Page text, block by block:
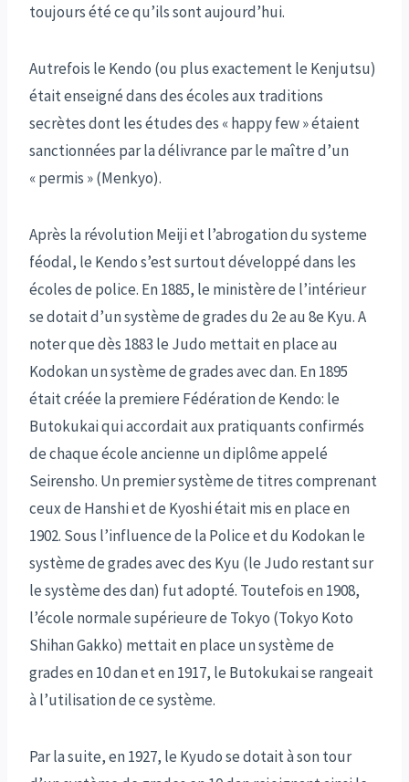
toujours été ce qu’ils sont aujourd’hui.
Autrefois le Kendo (ou plus exactement le Kenjutsu)
était enseigné dans des écoles aux traditions
secrètes dont les études des « happy few » étaient
sanctionnées par la délivrance par le maître d’un
« permis » (Menkyo).
Après la révolution Meiji et l’abrogation du systeme
féodal, le Kendo s’est surtout développé dans les
écoles de police. En 1885, le ministère de l’intérieur
se dotait d’un système de grades du 2e au 8e Kyu. A
noter que dès 1883 le Judo mettait en place au
Kodokan un système de grades avec dan. En 1895
était créée la premiere Fédération de Kendo: le
Butokukai qui accordait aux pratiquants confirmés
de chaque école ancienne un diplôme appelé
Seirensho. Un premier système de titres comprenant
ceux de Hanshi et de Kyoshi était mis en place en
1902. Sous l’influence de la Police et du Kodokan le
système de grades avec des Kyu (le Judo restant sur
le système des dan) fut adopté. Toutefois en 1908,
l’école normale supérieure de Tokyo (Tokyo Koto
Shihan Gakko) mettait en place un système de
grades en 10 dan et en 1917, le Butokukai se rangeait
à l’utilisation de ce système.
Par la suite, en 1927, le Kyudo se dotait à son tour